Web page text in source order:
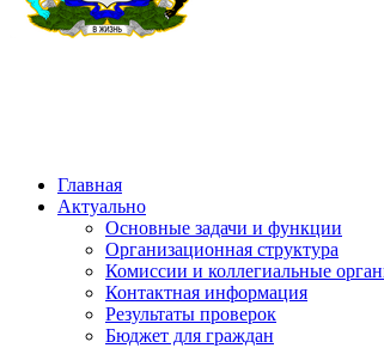
Главная
Актуально
Основные задачи и функции
Организационная структура
Комиссии и коллегиальные
Контактная информация
Результаты проверок
Бюджет для граждан